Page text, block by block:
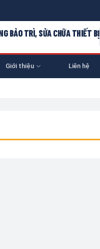
BẢO TRÌ, SỬA CHỮA THIẾT BỊ
Giới thiệu Liên hệ